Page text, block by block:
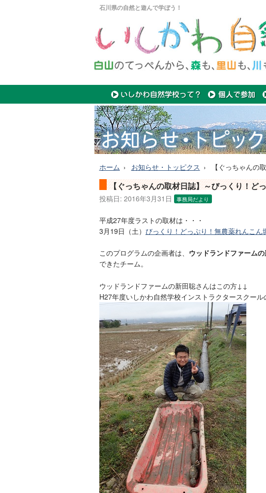
石川県の自然と遊んで学ぼう！
ホーム お知らせ・トッピクス 【ぐっちゃんの
【ぐっちゃんの取材日誌】～びっくり！ど
投稿日: 2016年3月31日 事務局だより
平成27年度ラストの取材は・・・
3月19日（土） びっくり！どっぷり！無農薬れんこん
このプログラムの企画者は、 ウッドランドファーム
できたチーム。
ウッドランドファームの新田聡さんはこの方↓↓
H27年度いしかわ自然学校インストラクタースクール